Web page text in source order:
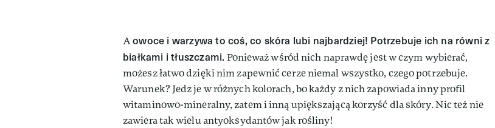
Aowoce i warzywa to coś, co skóra lubi najbardziej! Potrzebuje ich na równi z
białkami i tłuszczami. Ponieważ wśród nich naprawdę jest w czym wybierać,
możesz łatwo dzięki nim zapewnić cerze niemal wszystko, czego potrzebuje.
Warunek? Jedz je w różnych kolorach, bo każdy z nich zapowiada inny profil
witaminowo-mineralny, zatem i inną upiększającą korzyść dla skóry. Nic też nie
zawiera tak wielu antyoksydantów jak rośliny!